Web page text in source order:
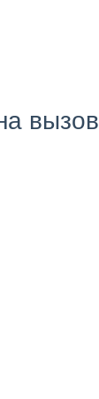
вызов